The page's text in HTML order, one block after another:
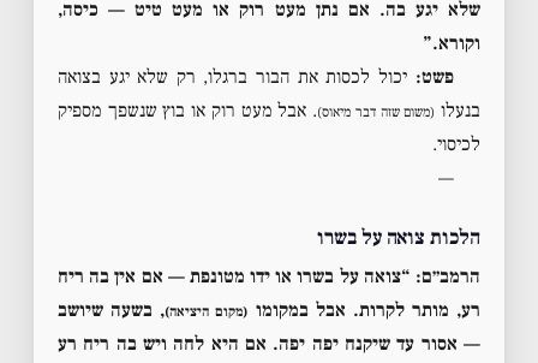
שלא יגע בה. אם נתן מעט רוק או מעט טיט — כיסה,
וקורא.”
פשט: יכול לכסות את הבור ברגלו, רק שלא יגע בצואה
בנעלו (משום שזה דבר מיאוס). אבל מעט רוק או בוץ שנשפך מספיק
לכיסוי.
—
הלכות צואה על בשרו
הרמב״ם: “צואה על בשרו או ידו מטונפת — אם אין בה ריח
רע, מותר לקרות. אבל במקומו (מקום היציאה), בשעה שיושב
— אסור עד שיקנח יפה יפה. אם היא לחה ויש בה ריח רע